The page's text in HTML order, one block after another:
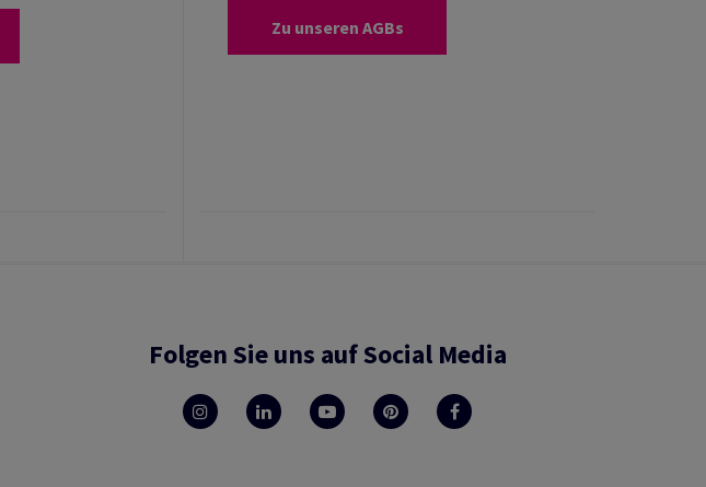
Zu unseren AGBs
Folgen Sie uns auf Social Media